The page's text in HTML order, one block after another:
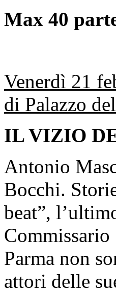
Max 40
Venerdì 21
di Palazzo
IL VIZIO
Antonio
Bocchi.
beat”,
Parma non
attori delle